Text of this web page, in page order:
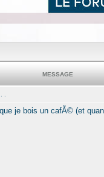
MESSAGE
.
je bois un cafÃ© (et